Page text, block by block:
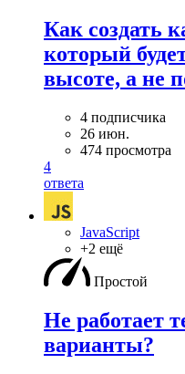
Как создать
который
высоте, а не
4 подписчика
26 июн.
474 просмотра
4
ответа
JavaScript
+2 ещё
Простой
Не работает
варианты?